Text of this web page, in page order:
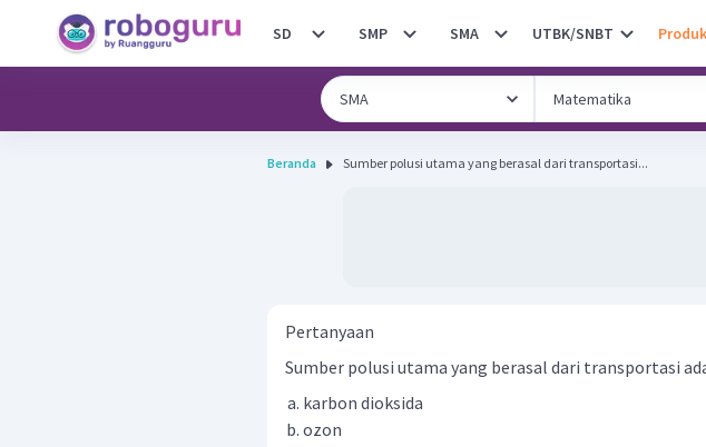
SD SMP SMA UTBK/SNBT
Beranda Sumber polusi utama yang berasal dari transportasi...
Pertanyaan
Sumber polusi utama yang berasal dari transportasi
karbon dioksida
ozon